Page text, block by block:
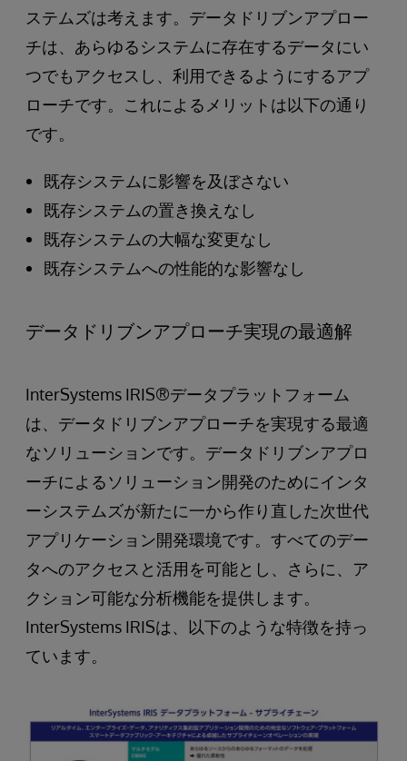
ステムズは考えます。データドリブンアプロー
チは、あらゆるシステムに存在するデータにい
つでもアクセスし、利用できるようにするアプ
ローチです。これによるメリットは以下の通り
です。
既存システムに影響を及ぼさない
既存システムの置き換えなし
既存システムの大幅な変更なし
既存システムへの性能的な影響なし
データドリブンアプローチ実現の最適解
InterSystems IRIS®データプラットフォーム
は、データドリブンアプローチを実現する最適
なソリューションです。データドリブンアプロ
ーチによるソリューション開発のためにインタ
ーシステムズが新たに一から作り直した次世代
アプリケーション開発環境です。すべてのデー
タへのアクセスと活用を可能とし、さらに、ア
クション可能な分析機能を提供します。
InterSystems IRISは、以下のような特徴を持っ
ています。